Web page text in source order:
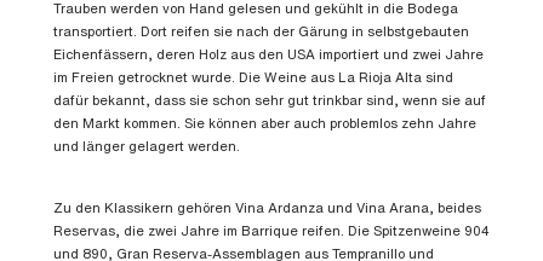
Trauben werden von Hand gelesen und gekühlt in die Bodega
transportiert. Dort reifen sie nach der Gärung in selbstgebauten
Eichenfässern, deren Holz aus den USA importiert und zwei Jahre
im Freien getrocknet wurde. Die Weine aus La Rioja Alta sind
dafür bekannt, dass sie schon sehr gut trinkbar sind, wenn sie auf
den Markt kommen. Sie können aber auch problemlos zehn Jahre
und länger gelagert werden.
Zu den Klassikern gehören Vina Ardanza und Vina Arana, beides
Reservas, die zwei Jahre im Barrique reifen. Die Spitzenweine 904
und 890, Gran Reserva-Assemblagen aus Tempranillo und